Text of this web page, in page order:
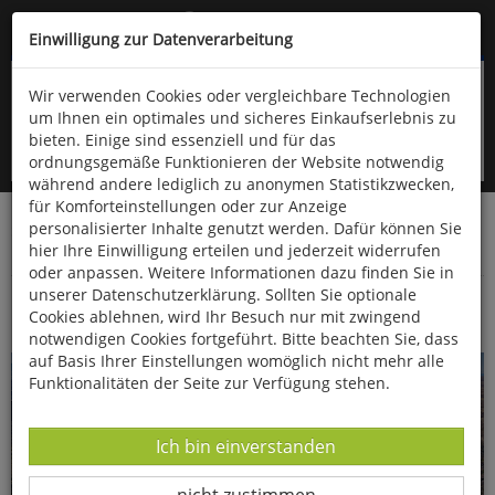
Kompletten Head der Seite überspringen
oder (06766) 9323-960
Startseite Bücher
Quelle & Meyer Verlag
Geowissenschaften
Paläontologie
Island
Einwilligung zur Datenverarbeitung
Wir verwenden Cookies oder vergleichbare Technologien
um Ihnen ein optimales und sicheres Einkaufserlebnis zu
bieten. Einige sind essenziell und für das
ordnungsgemäße Funktionieren der Website notwendig
während andere lediglich zu anonymen Statistikzwecken,
für Komforteinstellungen oder zur Anzeige
personalisierter Inhalte genutzt werden. Dafür können Sie
hier Ihre Einwilligung erteilen und jederzeit widerrufen
oder anpassen. Weitere Informationen dazu finden Sie in
unserer Datenschutzerklärung. Sollten Sie optionale
Cookies ablehnen, wird Ihr Besuch nur mit zwingend
notwendigen Cookies fortgeführt. Bitte beachten Sie, dass
auf Basis Ihrer Einstellungen womöglich nicht mehr alle
Funktionalitäten der Seite zur Verfügung stehen.
Datenverarbeitung -
Ich bin einverstanden